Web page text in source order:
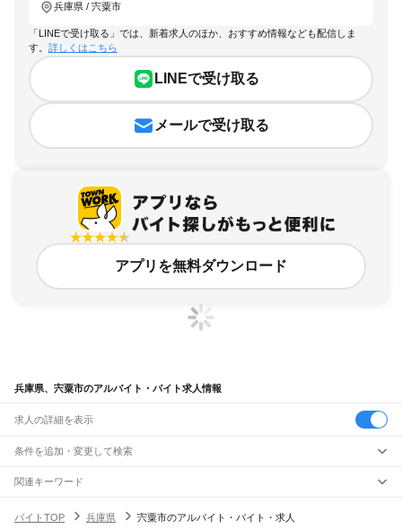
兵庫県 / 宍粟市
「LINEで受け取る」では、新着求人のほか、おすすめ情報なども配信しま
す。 詳しくはこちら
LINEで受け取る
メールで受け取る
アプリを無料ダウンロード
兵庫県、宍粟市のアルバイト・バイト求人情報
求人の詳細を表示
条件を追加・変更して検索
市区町村を追加・変更
兵庫県すべて
駅を追加・変更
関連キーワード
兵庫県 宍粟市 ゴダイ
兵庫県 宍粟市 ローソン
バイトTOP 兵庫県 宍粟市のアルバイト・バイト・求人